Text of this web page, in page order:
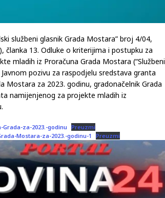
službeni glasnik Grada Mostara” broj 4/04,
članka 13. Odluke o kriterijima i postupku za
mladih iz Proračuna Grada Mostara (“Službeni
pozivu za raspodjelu sredstava granta
Mostara za 2023. godinu, gradonačelnik Grada
namijenjenog za projekte mladih iz
za-2023.-godinu Preuzmi
Mostara-za-2023.-godinu-1
Preuzmi